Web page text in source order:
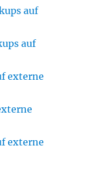
auf
auf
externe
externe